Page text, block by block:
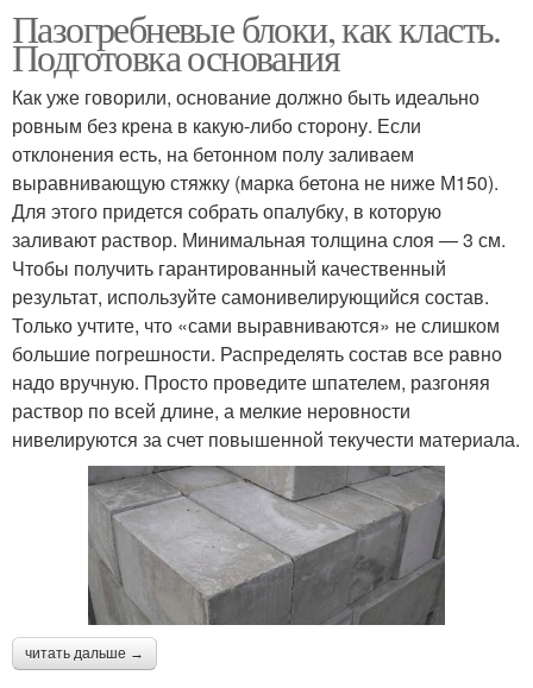
Пазогребневые блоки, как класть.
Подготовка основания
Как уже говорили, основание должно быть идеально
ровным без крена в какую-либо сторону. Если
отклонения есть, на бетонном полу заливаем
выравнивающую стяжку (марка бетона не ниже М150).
Для этого придется собрать опалубку, в которую
заливают раствор. Минимальная толщина слоя — 3 см.
Чтобы получить гарантированный качественный
результат, используйте самонивелирующийся состав.
Только учтите, что «сами выравниваются» не слишком
большие погрешности. Распределять состав все равно
надо вручную. Просто проведите шпателем, разгоняя
раствор по всей длине, а мелкие неровности
нивелируются за счет повышенной текучести материала.
читать дальше →